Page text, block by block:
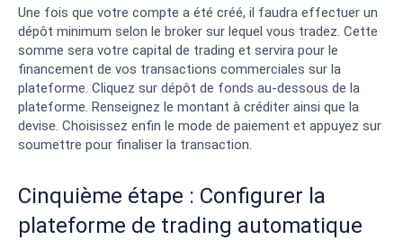
Une fois que votre compte a été créé, il faudra effectuer un
dépôt minimum selon le broker sur lequel vous tradez. Cette
somme sera votre capital de trading et servira pour le
financement de vos transactions commerciales sur la
plateforme. Cliquez sur dépôt de fonds au-dessous de la
plateforme. Renseignez le montant à créditer ainsi que la
devise. Choisissez enfin le mode de paiement et appuyez sur
soumettre pour finaliser la transaction.
Cinquième étape : Configurer la
plateforme de trading automatique